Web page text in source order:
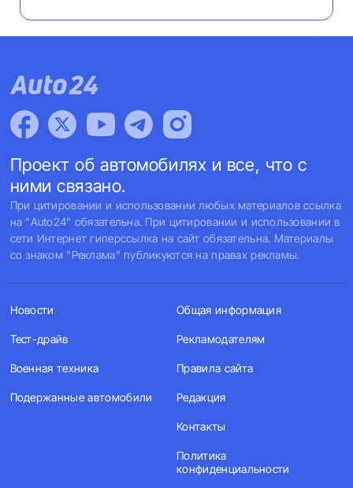
Проект об автомобилях и все, что с
ними связано.
При цитировании и использовании любых материалов ссылка
на "Auto24" обязательна. При цитировании и использовании в
сети Интернет гиперссылка на сайт обязательна. Материалы
со знаком "Реклама" публикуются на правах рекламы.
Новости
Тест-драйв
Военная техника
Подержанные автомобили
Общая информация
Рекламодателям
Правила сайта
Редакция
Контакты
Политика
конфиденциальности